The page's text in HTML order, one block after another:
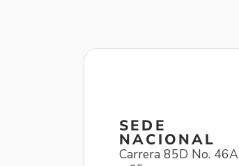
SEDE
NACIONAL
Carrera 85D No. 46A